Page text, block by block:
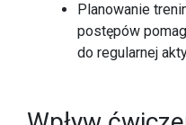
Planowanie
postępów
do regularnej